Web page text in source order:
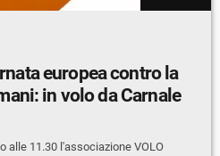
europea contro la
in volo da Carnale
alle 11.30 l'associazione VOLO